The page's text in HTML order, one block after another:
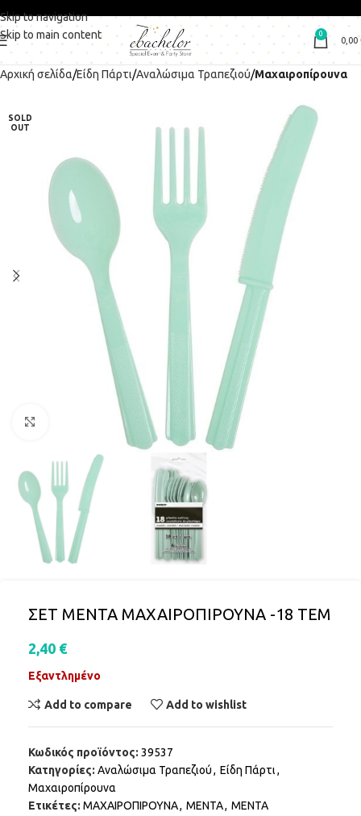
Skip to navigation
Skip to main content
0
0,00
Αρχική σελίδα Είδη Πάρτι Αναλώσιμα Τραπεζιού Μαχαιροπίρουνα
SOLD
OUT
Click to enlarge
ΣΕΤ ΜΕΝΤΑ ΜΑΧΑΙΡΟΠΙΡΟΥΝΑ -18 ΤΕΜ
2,40 €
Εξαντλημένο
Add to compare Add to wishlist
Κωδικός προϊόντος: 39537
Κατηγορίες: Αναλώσιμα Τραπεζιού, Είδη Πάρτι,
Μαχαιροπίρουνα
Ετικέτες: ΜΑΧΑΙΡΟΠΙΡΟΥΝΑ, ΜΕΝΤΑ, ΜΕΝΤΑ